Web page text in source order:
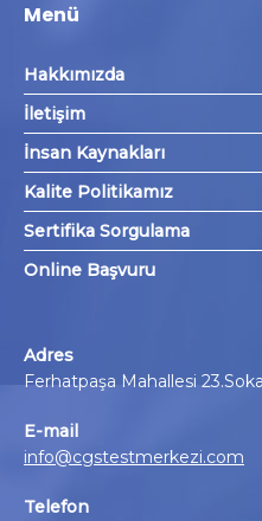
Menü
Hakkımızda
İletişim
İnsan Kaynakları
Kalite Politikamız
Sertifika Sorgulama
Online Başvuru
Adres
Ferhatpaşa Mahallesi
E-mail
info@cgstestmerkezi.com
Telefon